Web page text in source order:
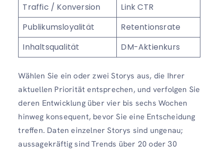
Traffic / Konversion
Link CTR
Publikumsloyalität
Retentionsrate
Inhaltsqualität
DM-Aktienkurs
Wählen Sie ein oder zwei Storys aus, die Ihrer
aktuellen Priorität entsprechen, und verfolgen Sie
deren Entwicklung über vier bis sechs Wochen
hinweg konsequent, bevor Sie eine Entscheidung
treffen. Daten einzelner Storys sind ungenau;
aussagekräftig sind Trends über 20 oder 30